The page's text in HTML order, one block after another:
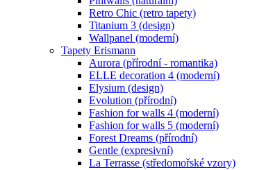
Retro Chic (retro tapety)
Titanium 3 (design)
Wallpanel (moderní)
Tapety Erismann
Aurora (přírodní - romantika)
ELLE decoration 4 (moderní)
Elysium (design)
Evolution (přírodní)
Fashion for walls 4 (moderní)
Fashion for walls 5 (moderní)
Forest Dreams (přírodní)
Gentle (expresivní)
La Terrasse (středomořské vzory)